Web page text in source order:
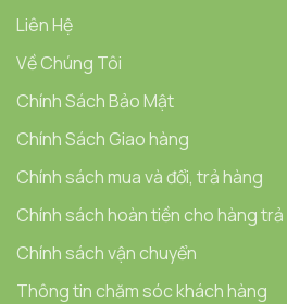
Liên Hệ
Về Chúng Tôi
Chính Sách Bảo Mật
Chính Sách Giao hàng
Chính sách mua và đổi, trả hàng
Chính sách hoàn tiền cho hàng trả
Chính sách vận chuyển
Thông tin chăm sóc khách hàng